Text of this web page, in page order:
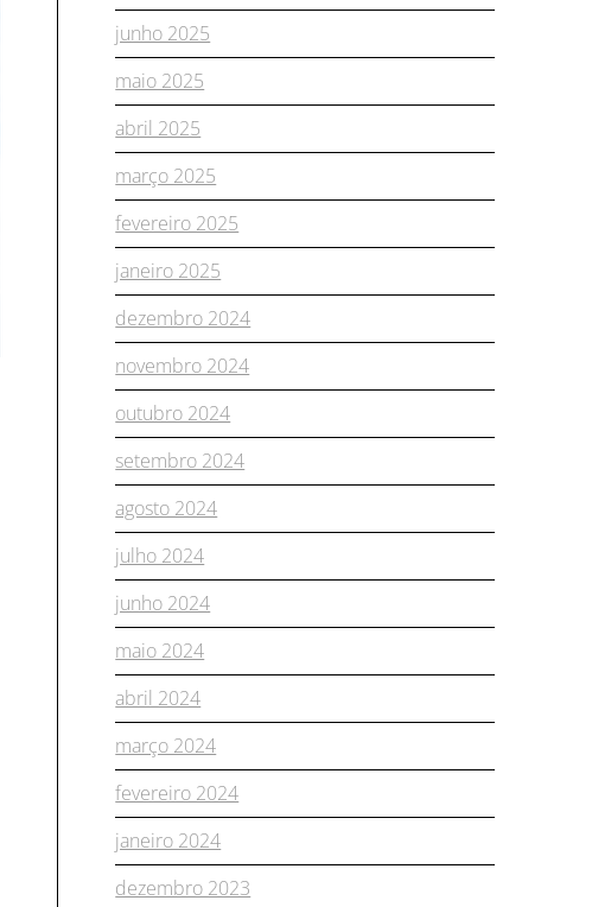
junho 2025
maio 2025
abril 2025
março 2025
fevereiro 2025
janeiro 2025
dezembro 2024
novembro 2024
outubro 2024
setembro 2024
agosto 2024
julho 2024
junho 2024
maio 2024
abril 2024
março 2024
fevereiro 2024
janeiro 2024
dezembro 2023